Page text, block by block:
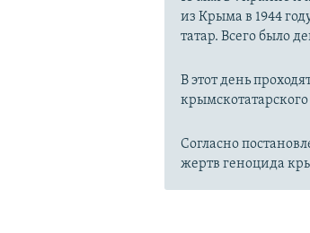
из Крыма в 1944
татар. Всего было
В этот день
Согласно
жертв геноцида